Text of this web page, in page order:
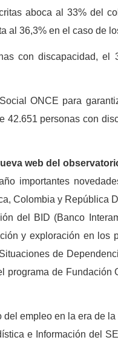
aboca al 33% del
al 36,3% en el caso de
con discapacidad, el
ONCE para
42.651 personas con
web del
importantes
Colombia y República
del BID (Banco
y exploración en los
de
programa de Fundación
empleo en la era de
e Información del